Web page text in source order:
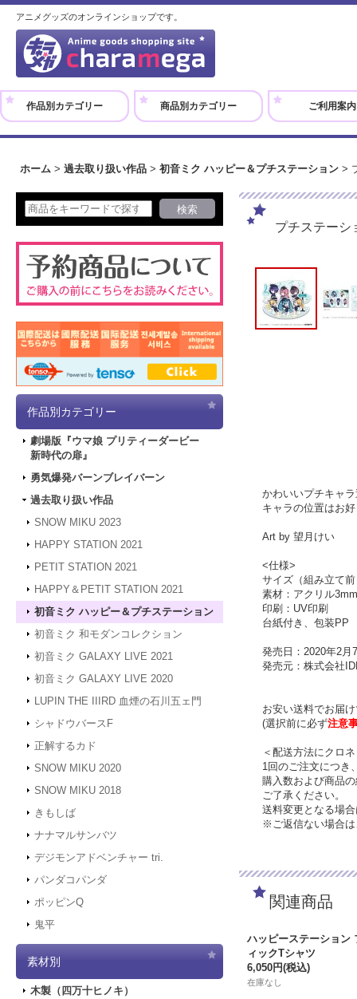
アニメグッズのオンラインショップです。
作品別カテゴリー 商品別カテゴリー ご利用案内
ホーム > 過去取り扱い作品 > 初音ミク ハッピー＆プチステーション >
作品別カテゴリー
劇場版『ウマ娘 プリティーダービー
新時代の扉』
勇気爆発バーンブレイバーン
過去取り扱い作品
SNOW MIKU 2023
HAPPY STATION 2021
PETIT STATION 2021
HAPPY＆PETIT STATION 2021
初音ミク ハッピー＆プチステーション
初音ミク 和モダンコレクション
初音ミク GALAXY LIVE 2021
初音ミク GALAXY LIVE 2020
LUPIN THE IIIRD 血煙の石川五ェ門
シャドウバースF
正解するカド
SNOW MIKU 2020
SNOW MIKU 2018
きもしば
ナナマルサンバツ
デジモンアドベンチャー tri.
パンダコパンダ
ポッピンQ
鬼平
素材別
木製（四万十ヒノキ）
プチステーシ
かわいいプチキャ
キャラの位置はお
Art by 望月けい
<仕様>
サイズ（組み立て
素材：アクリル3mm
印刷：UV印刷
台紙付き、包装PP
発売日：2020年2月
発売元：株式会社
お安い送料でお届
(選択前に必ず注意
＜配送方法にクロ
1回のご注文につき
購入数および商品
ご了承ください。
送料変更となる場
※ご返信ない場合は
関連商品
ハッピーステーション
ィックTシャツ
6,050円(税込)
在庫なし